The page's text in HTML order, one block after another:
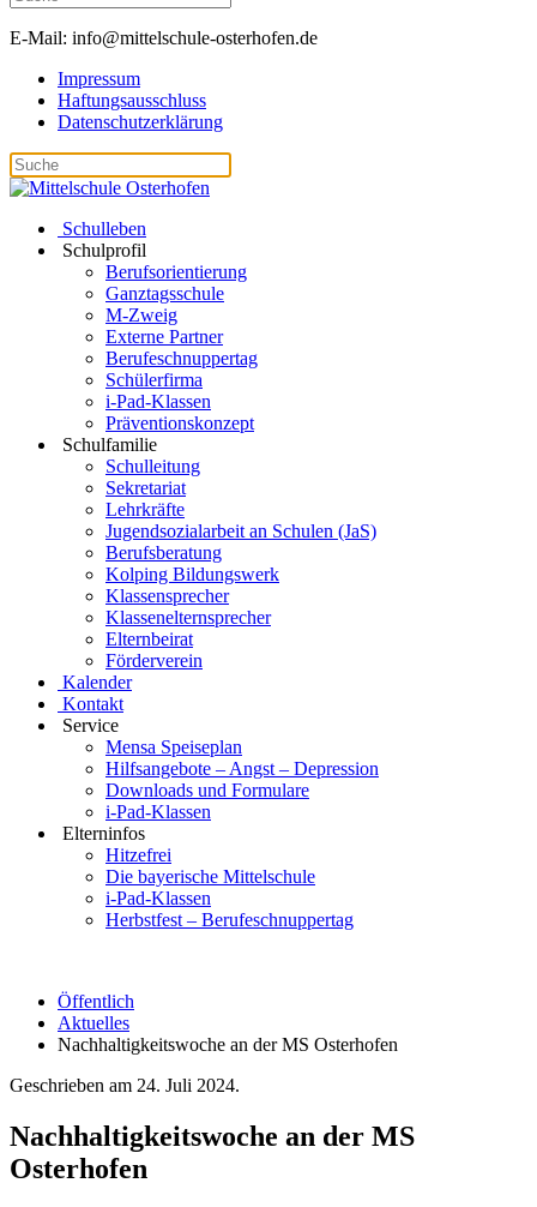
E-Mail: info@mittelschule-osterhofen.de
Impressum
Haftungsausschluss
Datenschutzerklärung
Schulleben
Schulprofil
Berufsorientierung
Ganztagsschule
M-Zweig
Externe Partner
Berufeschnuppertag
Schülerfirma
i-Pad-Klassen
Präventionskonzept
Schulfamilie
Schulleitung
Sekretariat
Lehrkräfte
Jugendsozialarbeit an Schulen (JaS)
Berufsberatung
Kolping Bildungswerk
Klassensprecher
Klassenelternsprecher
Elternbeirat
Förderverein
Kalender
Kontakt
Service
Mensa Speiseplan
Hilfsangebote – Angst – Depression
Downloads und Formulare
i-Pad-Klassen
Elterninfos
Hitzefrei
Die bayerische Mittelschule
i-Pad-Klassen
Herbstfest – Berufeschnuppertag
Öffentlich
Aktuelles
Nachhaltigkeitswoche an der MS Osterhofen
Geschrieben am 24. Juli 2024.
Nachhaltigkeitswoche an der MS
Osterhofen